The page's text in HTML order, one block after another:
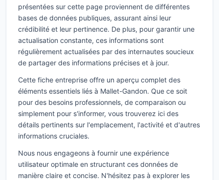
présentées sur cette page proviennent de différentes
bases de données publiques, assurant ainsi leur
crédibilité et leur pertinence. De plus, pour garantir une
actualisation constante, ces informations sont
régulièrement actualisées par des internautes soucieux
de partager des informations précises et à jour.
Cette fiche entreprise offre un aperçu complet des
éléments essentiels liés à Mallet-Gandon. Que ce soit
pour des besoins professionnels, de comparaison ou
simplement pour s'informer, vous trouverez ici des
détails pertinents sur l'emplacement, l'activité et d'autres
informations cruciales.
Nous nous engageons à fournir une expérience
utilisateur optimale en structurant ces données de
manière claire et concise. N'hésitez pas à explorer les